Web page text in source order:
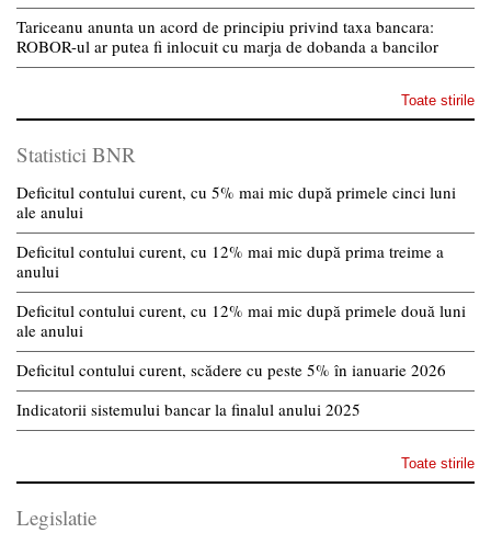
Tariceanu anunta un acord de principiu privind taxa bancara:
ROBOR-ul ar putea fi inlocuit cu marja de dobanda a bancilor
Toate stirile
Statistici BNR
Deficitul contului curent, cu 5% mai mic după primele cinci luni
ale anului
Deficitul contului curent, cu 12% mai mic după prima treime a
anului
Deficitul contului curent, cu 12% mai mic după primele două luni
ale anului
Deficitul contului curent, scădere cu peste 5% în ianuarie 2026
Indicatorii sistemului bancar la finalul anului 2025
Toate stirile
Legislatie